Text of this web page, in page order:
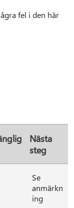
fel i den här
Nästa
steg
Se
anmärkn
ing